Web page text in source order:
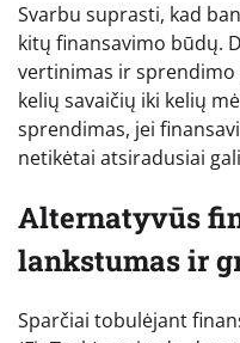
Svarbu suprasti, kad
kitų finansavimo būdų.
vertinimas ir
kelių savaičių iki kelių
sprendimas, jei
netikėtai atsiradusiai
Alternatyvūs
lankstumas ir
Sparčiai tobulėjant